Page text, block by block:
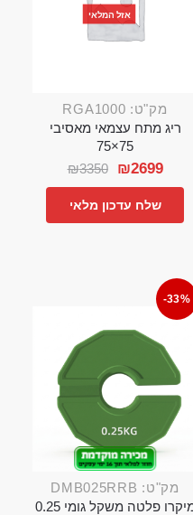
אזל המלאי
מק"ט: RGA1000
ריג מתח עצמאי מאסיבי
75×75
₪3350 ₪2699
שלח עדכון מלאי
-33%
מק"ט: DMB025RRB
מיקרו פלטה משקל גומי 0.25